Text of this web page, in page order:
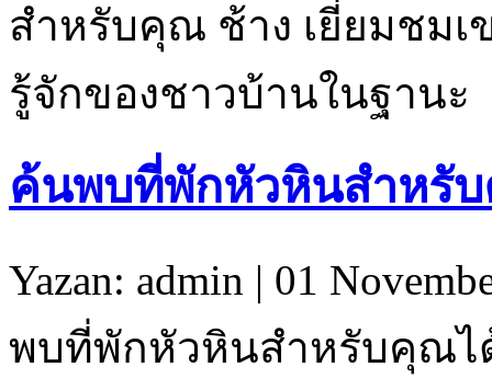
สำหรับคุณ ช้าง เยี่ยมชมเ
รู้จักของชาวบ้านในฐานะ
ค้นพบที่พักหัวหินสำหรั
Yazan: admin | 01
พบที่พักหัวหินสำหรับคุณไ